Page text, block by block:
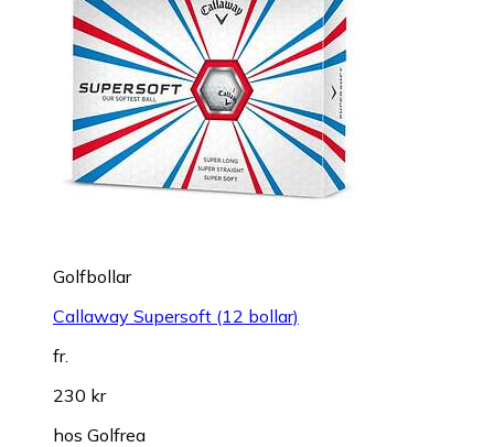
Golfbollar
Callaway Supersoft (12 bollar)
fr.
230 kr
hos Golfrea